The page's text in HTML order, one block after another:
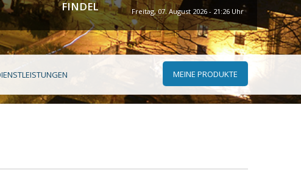
FINDEL Freitag, 07. August 2026 - 21:26 Uhr
MEINE PRODUKTE